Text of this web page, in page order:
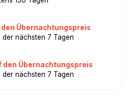
den Übernachtungspreis
der nächsten 7 Tagen
den Übernachtungspreis
der nächsten 7 Tagen